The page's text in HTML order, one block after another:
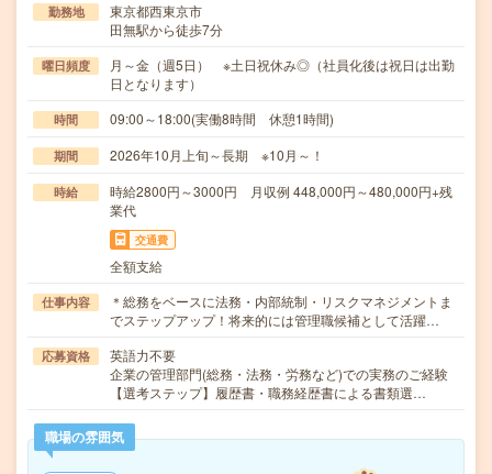
勤務地
東京都西東京市
田無駅から徒歩7分
曜日頻度
月～金（週5日） ※土日祝休み◎（社員化後は祝日は出勤
日となります）
時間 09:00～18:00(実働8時間 休憩1時間)
期間 2026年10月上旬～長期 ※10月～！
時給
時給2800円～3000円 月収例 448,000円～480,000円+残
業代
交通費
全額支給
仕事内容
＊総務をベースに法務・内部統制・リスクマネジメントま
でステップアップ！将来的には管理職候補として活躍…
応募資格
英語力不要
企業の管理部門(総務・法務・労務など)での実務のご経験
【選考ステップ】履歴書・職務経歴書による書類選…
職場の雰囲気